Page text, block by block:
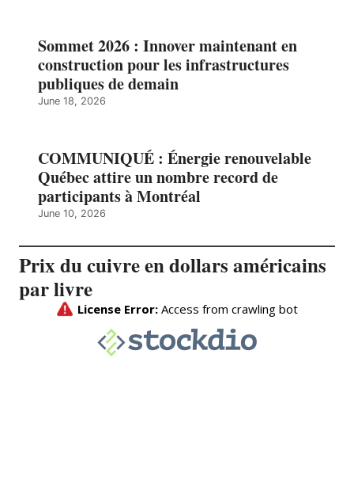
Sommet 2026 : Innover maintenant en
construction pour les infrastructures
publiques de demain
June 18, 2026
COMMUNIQUÉ : Énergie renouvelable
Québec attire un nombre record de
participants à Montréal
June 10, 2026
Prix du cuivre en dollars américains
par livre